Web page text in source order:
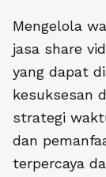
Mengelola
jasa share
yang dapat
kesuksesan
strategi
dan
terpercaya